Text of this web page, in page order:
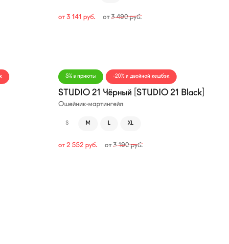
от 3 141 руб. от 3 490руб.
5% в приюты -20% и двойной кешбэк
STUDIO 21 Чёрный [STUDIO 21 Black]
Ошейник-мартингейл
S M L XL
от 2 552 руб. от 3 190руб.